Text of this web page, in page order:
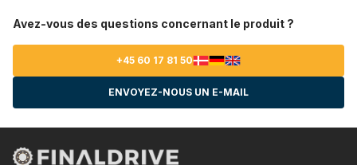
Avez-vous des questions concernant le produit ?
+45 60 17 81 50
ENVOYEZ-NOUS UN E-MAIL